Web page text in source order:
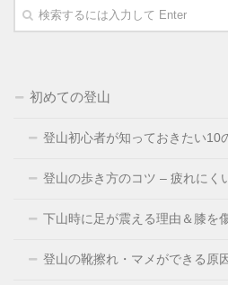
初めての登山
登山初心者が知っておきたい10
登山の歩き方のコツ – 疲れにく
下山時に足が震える理由＆膝を
登山の靴擦れ・マメができる原